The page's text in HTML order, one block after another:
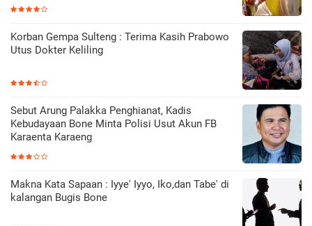
Korban Gempa Sulteng : Terima Kasih Prabowo
Utus Dokter Keliling
Sebut Arung Palakka Penghianat, Kadis
Kebudayaan Bone Minta Polisi Usut Akun FB
Karaenta Karaeng
Makna Kata Sapaan : Iyye' Iyyo, Iko,dan Tabe' di
kalangan Bugis Bone